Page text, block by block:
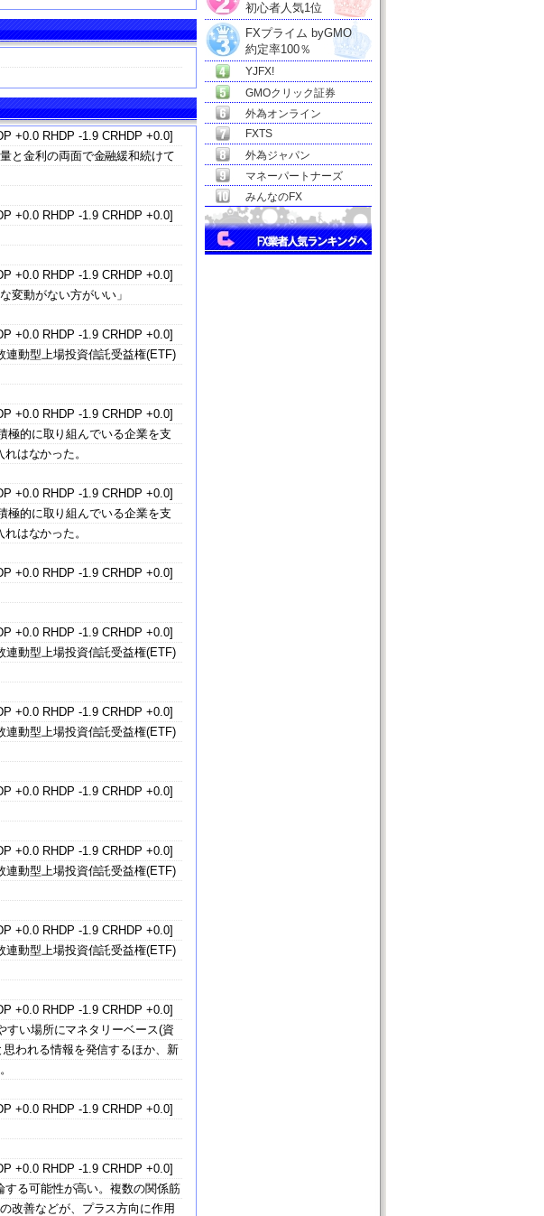
+0.0 RHDP -1.9 CRHDP +0.0]
と金利の両面で金融緩和続けて
+0.0 RHDP -1.9 CRHDP +0.0]
+0.0 RHDP -1.9 CRHDP +0.0]
変動がない方がいい」
+0.0 RHDP -1.9 CRHDP +0.0]
連動型上場投資信託受益権(ETF)
+0.0 RHDP -1.9 CRHDP +0.0]
極的に取り組んでいる企業を支
はなかった。
+0.0 RHDP -1.9 CRHDP +0.0]
極的に取り組んでいる企業を支
はなかった。
+0.0 RHDP -1.9 CRHDP +0.0]
+0.0 RHDP -1.9 CRHDP +0.0]
連動型上場投資信託受益権(ETF)
+0.0 RHDP -1.9 CRHDP +0.0]
連動型上場投資信託受益権(ETF)
+0.0 RHDP -1.9 CRHDP +0.0]
+0.0 RHDP -1.9 CRHDP +0.0]
連動型上場投資信託受益権(ETF)
+0.0 RHDP -1.9 CRHDP +0.0]
連動型上場投資信託受益権(ETF)
+0.0 RHDP -1.9 CRHDP +0.0]
すい場所にマネタリーベース(資
われる情報を発信するほか、新
+0.0 RHDP -1.9 CRHDP +0.0]
+0.0 RHDP -1.9 CRHDP +0.0]
する可能性が高い。複数の関係筋
改善などが、プラス方向に作用
初心者人気1位
FXプライム byGMO
約定率100％
YJFX!
GMOクリック証券
外為オンライン
FXTS
外為ジャパン
マネーパートナーズ
みんなのFX